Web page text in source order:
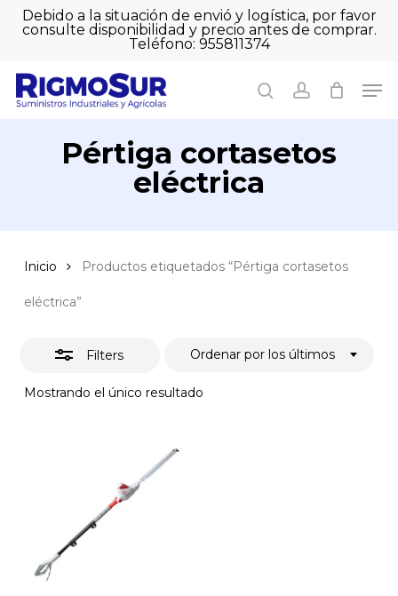
SkipDebido a la situación de envió y logística, por favor
consulte disponibilidad y precio antes de comprar.
Teléfono: 955811374
searchaccount
Cart Close
Pértiga cortasetos
eléctrica
Inicio Productos etiquetados “Pértiga cortasetos
eléctrica”
Filters
Mostrando el único resultado
Ordenar por los últimos
Close